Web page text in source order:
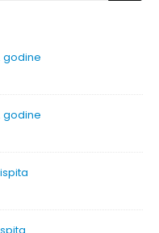
godine
godine